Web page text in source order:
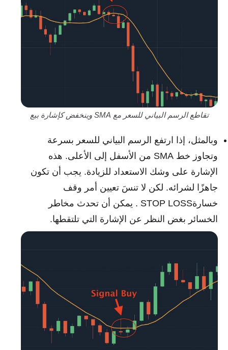
تقاطع الرسم البياني للسعر مع SMA وينخفض كإشارة بيع
وبالمثل، إذا ارتفع الرسم البياني للسعر بسرعة
وتجاوز خط SMA من الأسفل إلى الأعلى. هذه
الإشارة على وشك الاستعداد للزيادة. يجب أن تكون
جاهزًا لشرائه. لكن لا تنسَ تعيين أمر وقف
خسارةSTOP LOSS . يمكن أن تحدث مخاطر
الخسائر بغض النظر عن الإشارة التي تلتقطها.